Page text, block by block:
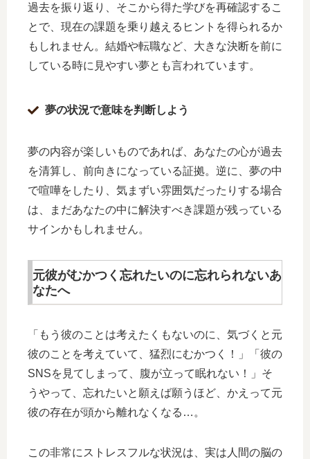
過去を振り返り、そこから得た学びを再確認するこ
とで、現在の課題を乗り越えるヒントを得られるか
もしれません。結婚や転職など、大きな決断を前に
している時に見やすい夢とも言われています。
夢の状況で意味を判断しよう
夢の内容が楽しいものであれば、あなたの心が過去
を清算し、前向きになっている証拠。逆に、夢の中
で喧嘩をしたり、気まずい雰囲気だったりする場合
は、まだあなたの中に解決すべき課題が残っている
サインかもしれません。
元彼がむかつく忘れたいのに忘れられないあ
なたへ
「もう彼のことは考えたくもないのに、気づくと元
彼のことを考えていて、猛烈にむかつく！」「彼の
SNSを見てしまって、腹が立って眠れない！」そ
うやって、忘れたいと願えば願うほど、かえって元
彼の存在が頭から離れなくなる…。
この非常にストレスフルな状況は、実は人間の脳の